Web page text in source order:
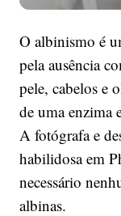
O albinismo é
pela ausência
pele, cabelos e
de uma enzima
A fotógrafa e
habilidosa em
necessário
albinas.